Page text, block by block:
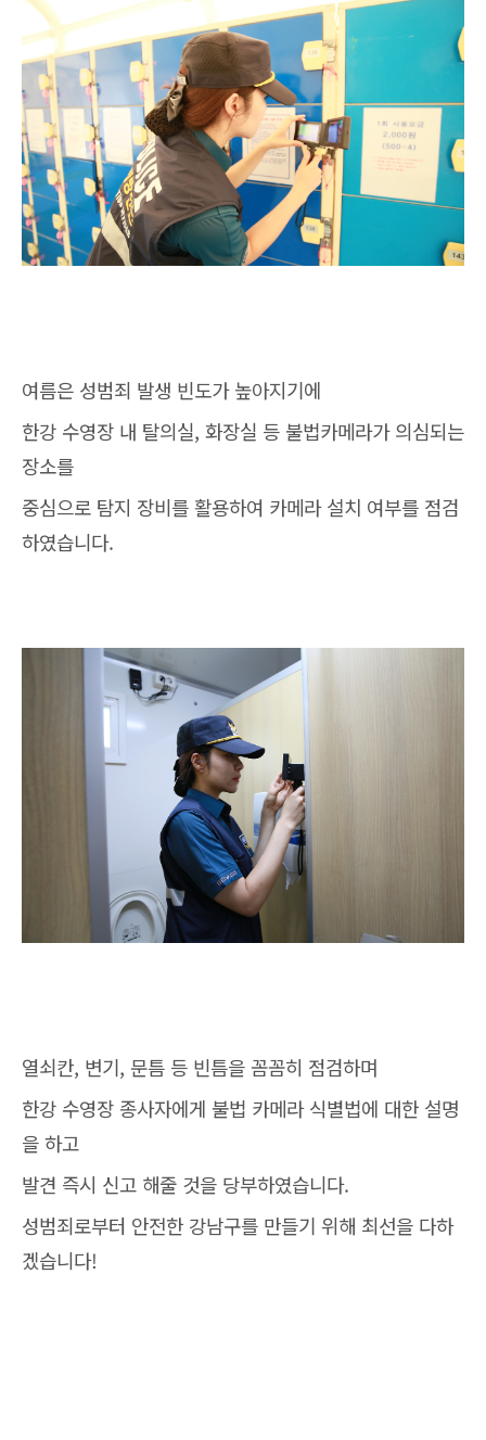
여름은 성범죄 발생 빈도가 높아지기에
한강 수영장 내 탈의실, 화장실 등 불법카메라가 의심되는
장소를
중심으로 탐지 장비를 활용하여 카메라 설치 여부를 점검
하였습니다.
열쇠칸, 변기, 문틈 등 빈틈을 꼼꼼히 점검하며
한강 수영장 종사자에게 불법 카메라 식별법에 대한 설명
을 하고
발견 즉시 신고 해줄 것을 당부하였습니다.
성범죄로부터 안전한 강남구를 만들기 위해 최선을 다하
겠습니다!